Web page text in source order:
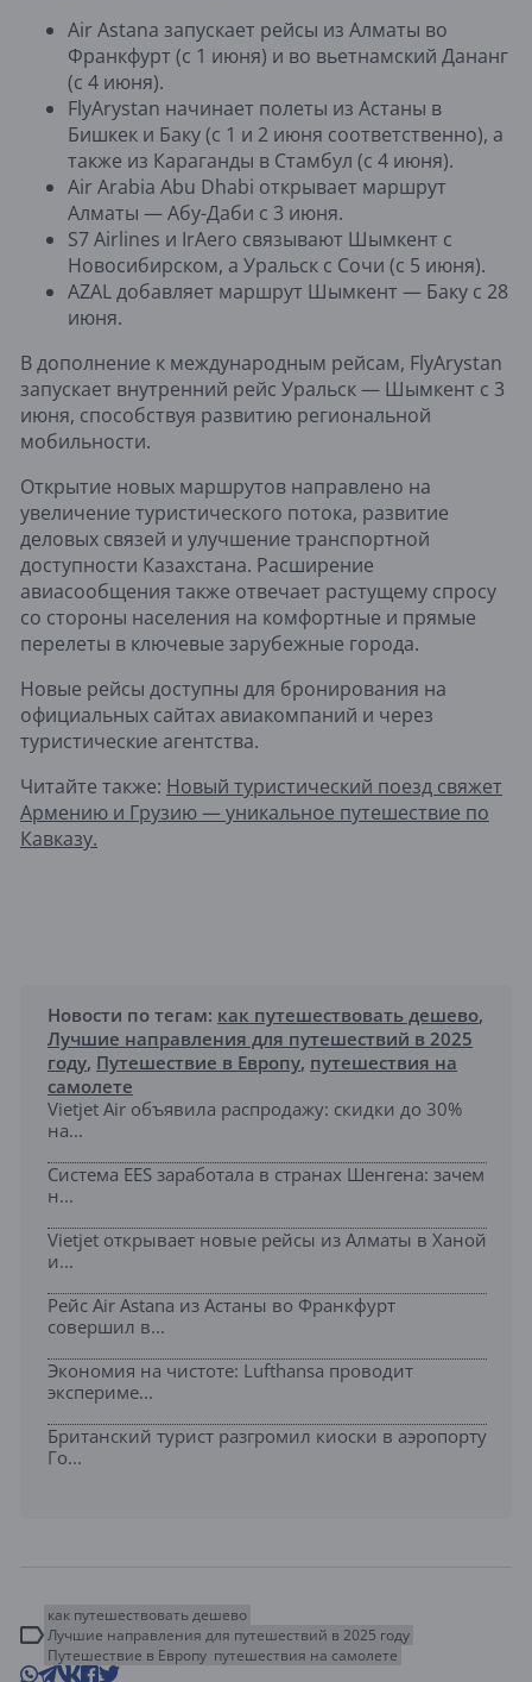
Air Astana запускает рейсы из Алматы во
Франкфурт (с 1 июня) и во вьетнамский Дананг
(с 4 июня).
FlyArystan начинает полеты из Астаны в
Бишкек и Баку (с 1 и 2 июня соответственно), а
также из Караганды в Стамбул (с 4 июня).
Air Arabia Abu Dhabi открывает маршрут
Алматы — Абу-Даби с 3 июня.
S7 Airlines и IrAero связывают Шымкент с
Новосибирском, а Уральск с Сочи (с 5 июня).
AZAL добавляет маршрут Шымкент — Баку с 28
июня.
В дополнение к международным рейсам, FlyArystan
запускает внутренний рейс Уральск — Шымкент с 3
июня, способствуя развитию региональной
мобильности.
Открытие новых маршрутов направлено на
увеличение туристического потока, развитие
деловых связей и улучшение транспортной
доступности Казахстана. Расширение
авиасообщения также отвечает растущему спросу
со стороны населения на комфортные и прямые
перелеты в ключевые зарубежные города.
Новые рейсы доступны для бронирования на
официальных сайтах авиакомпаний и через
туристические агентства.
Читайте также: Новый туристический поезд свяжет
Армению и Грузию — уникальное путешествие по
Кавказу.
Новости по тегам: как путешествовать дешево,
Лучшие направления для путешествий в 2025
году, Путешествие в Европу, путешествия на
самолете
Vietjet Air объявила распродажу: скидки до 30%
на...
Система EES заработала в странах Шенгена: зачем
н...
Vietjet открывает новые рейсы из Алматы в Ханой
и...
Рейс Air Astana из Астаны во Франкфурт
совершил в...
Экономия на чистоте: Lufthansa проводит
экспериме...
Британский турист разгромил киоски в аэропорту
Го...
как путешествовать дешево
Лучшие направления для путешествий в 2025 году
Путешествие в Европу путешествия на самолете